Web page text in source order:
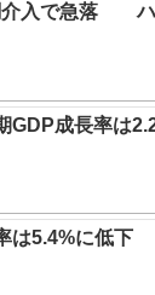
介入で急落 ハ
GDP成長率は
は5.4%に低下